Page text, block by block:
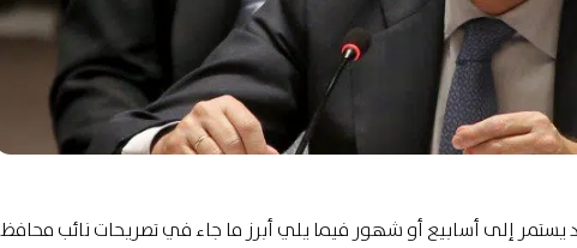
يستمر إلى أسابيع أو شهور فيما يلي أبرز ما جاء في تصريحات نائب محافظ